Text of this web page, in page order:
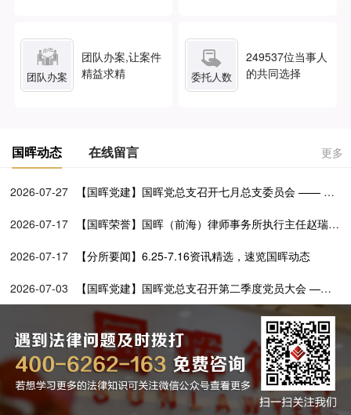

团队办案
团队办案,让案件
精益求精

委托人数
249537位当事人
的共同选择
更多
国晖动态 在线留言
2026-07-27
【国晖党建】国晖党总支召开七月总支委员会 —— 学
2026-07-17
【国晖荣誉】国晖（前海）律师事务所执行主任赵瑞媛
2026-07-17
【分所要闻】6.25-7.16资讯精选，速览国晖动态
2026-07-03
【国晖党建】国晖党总支召开第二季度党员大会 ——
党建引领公益路 法律服务暖基层